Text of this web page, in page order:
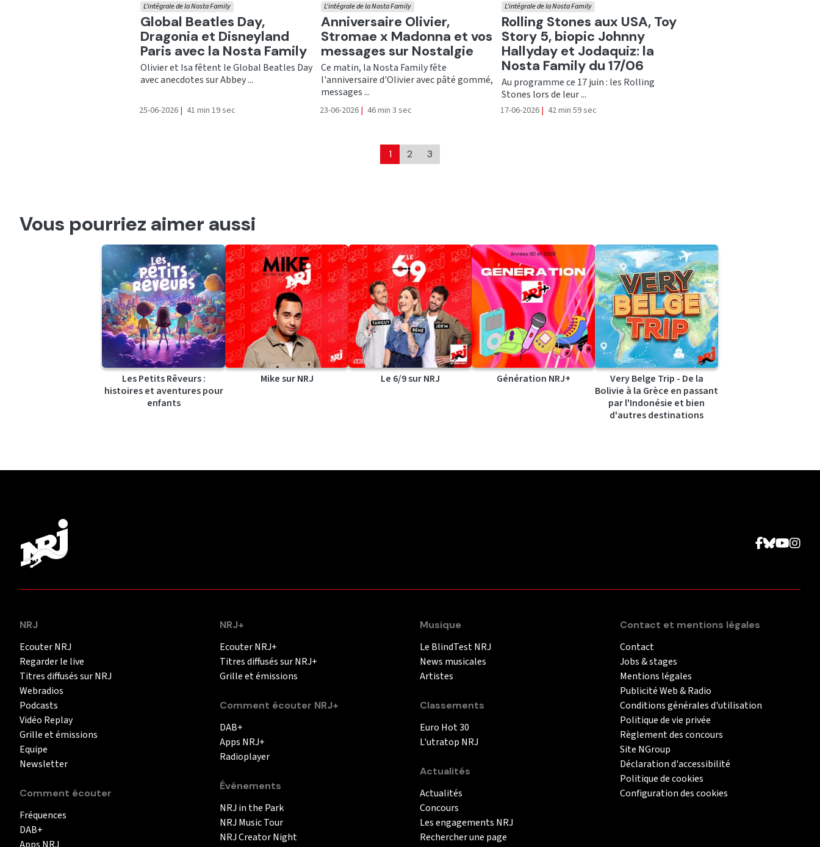
Ecouter
Global Beatles Day,
Dragonia et Disneyland
Paris avec la Nosta Family
L'intégrale de la Nosta Family
Olivier et Isa fêtent le Global Beatles Day
avec anecdotes sur Abbey ...
25-06-2026 | 41 min 19 sec
Ecouter
Anniversaire Olivier,
Stromae x Madonna et vos
messages sur Nostalgie
L'intégrale de la Nosta Family
Ce matin, la Nosta Family fête
l'anniversaire d'Olivier avec pâté gommé,
messages ...
23-06-2026 | 46 min 3 sec
Ecouter
Rolling Stones aux USA, Toy
Story 5, biopic Johnny
Hallyday et Jodaquiz: la
Nosta Family du 17/06
L'intégrale de la Nosta Family
Au programme ce 17 juin : les Rolling
Stones lors de leur ...
17-06-2026 | 42 min 59 sec
1 2 3
Vous pourriez aimer aussi
Les Petits Rêveurs :
histoires et aventures pour
enfants
Mike sur NRJ Le 6/9 sur NRJ Génération NRJ+
Very Belge Trip - De la
Bolivie à la Grèce en passant
par l'Indonésie et bien
d'autres destinations
NRJ
Ecouter NRJ
Regarder le live
Titres diffusés sur NRJ
Webradios
Podcasts
Vidéo Replay
Grille et émissions
Equipe
Newsletter
Comment écouter
Fréquences
DAB+
NRJ+
Ecouter NRJ+
Titres diffusés sur NRJ+
Grille et émissions
Comment écouter NRJ+
DAB+
Apps NRJ+
Radioplayer
Événements
NRJ in the Park
NRJ Music Tour
NRJ Creator Night
Musique
Le BlindTest NRJ
News musicales
Artistes
Classements
Euro Hot 30
L'utratop NRJ
Actualités
Actualités
Concours
Les engagements NRJ
Rechercher une page
Contact et mentions légales
Contact
Jobs & stages
Mentions légales
Publicité Web & Radio
Conditions générales d'utilisation
Politique de vie privée
Règlement des concours
Site NGroup
Déclaration d'accessibilité
Politique de cookies
Configuration des cookies